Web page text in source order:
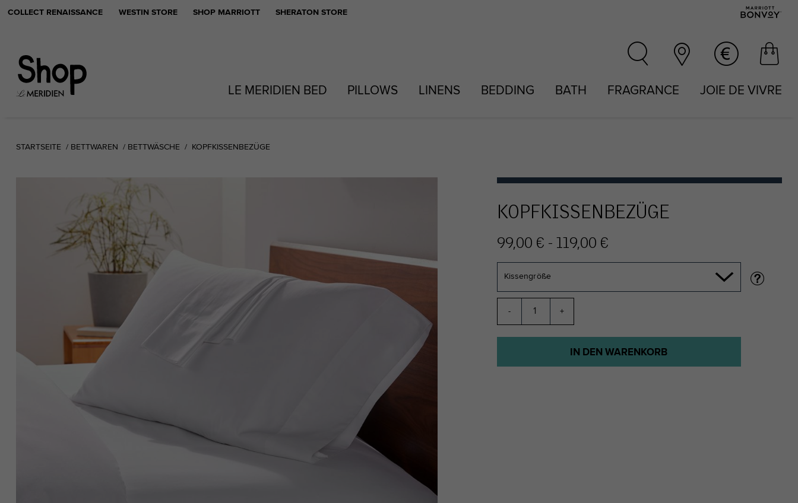
COLLECT RENAISSANCE WESTIN STORE SHOP MARRIOTT SHERATON STORE
LE MERIDIEN BED PILLOWS LINENS BEDDING BATH FRAGRANCE JOIE DE VIVRE
STARTSEITE BETTWAREN BETTWÄSCHE KOPFKISSENBEZÜGE
KOPFKISSENBEZÜGE
99,00 € - 119,00 €
Kissengröße
- +
IN DEN WARENKORB